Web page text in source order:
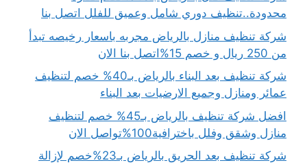
محدودة..تنظيف دوري شامل وعميق للفلل اتصل بنا
شركة تنظيف منازل بالرياض مجربه باسعار رخيصه تبدأ
من 250 ريال و خصم 15%اتصل بنا الان
شركة تنظيف بعد البناء بالرياض بـ40% خصم لتنظيف
عمائر ومنازل وجميع الارضيات بعد البناء
افضل شركة تنظيف بالرياض بـ45% خصم لتنظيف
منازل وشقق وفلل باخترافية100%تواصل الان
شركة تنظيف بعد الحريق بالرياض بـ23%خصم لإزالة